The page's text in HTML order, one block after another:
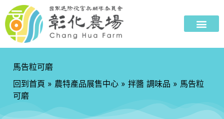
馬告粒可磨
回到首頁 » 農特產品展售中心 » 拌醬 調味品 » 馬告粒
可磨